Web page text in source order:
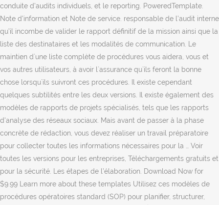
conduite d’audits individuels, et le reporting. PoweredTemplate.
Note d'information et Note de service. responsable de l’audit interne
qu’il incombe de valider le rapport définitif de la mission ainsi que la
liste des destinataires et les modalités de communication. Le
maintien d`une liste complète de procédures vous aidera, vous et
vos autres utilisateurs, à avoir l`assurance qu`ils feront la bonne
chose lorsqu`ils suivront ces procédures. Il existe cependant
quelques subtilités entre les deux versions. Il existe également des
modèles de rapports de projets spécialisés, tels que les rapports
d'analyse des réseaux sociaux. Mais avant de passer à la phase
concrète de rédaction, vous devez réaliser un travail préparatoire
pour collecter toutes les informations nécessaires pour la … Voir
toutes les versions pour les entreprises, Téléchargements gratuits et
pour la sécurité. Les étapes de l’élaboration. Download Now for
$9.99 Learn more about these templates Utilisez ces modèles de
procédures opératoires standard (SOP) pour planifier, structurer,